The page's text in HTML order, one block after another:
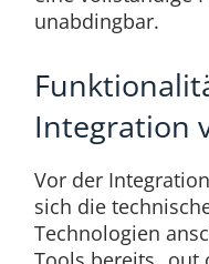
unabdingbar.
Integration
Vor der
sich die
Technologien